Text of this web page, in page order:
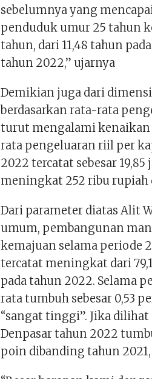
sebelumnya yang
penduduk umur 25 tahun
tahun, dari 11,48 tahun
tahun 2022,” ujarnya
Demikian juga dari
berdasarkan rata-rata
turut mengalami kenaikan
rata pengeluaran riil per
2022 tercatat sebesar
meningkat 252 ribu rupiah
Dari parameter diatas Alit
umum, pembangunan
kemajuan selama periode
tercatat meningkat dari
pada tahun 2022. Selama
rata tumbuh sebesar 0,53
“sangat tinggi”. Jika
Denpasar tahun 2022
poin dibanding tahun 2021,